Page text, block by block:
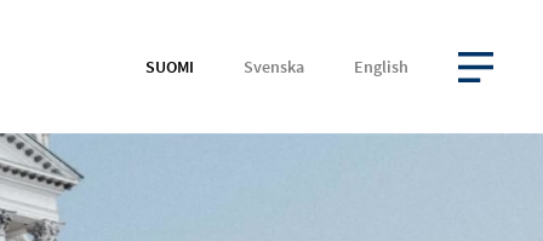
SUOMI Svenska English
AVAA VALIKKO